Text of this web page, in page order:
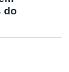
do